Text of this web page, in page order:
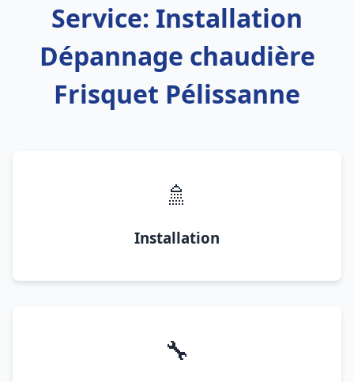
Service: Installation
Dépannage chaudière
Frisquet Pélissanne
🚿
Installation
🔧